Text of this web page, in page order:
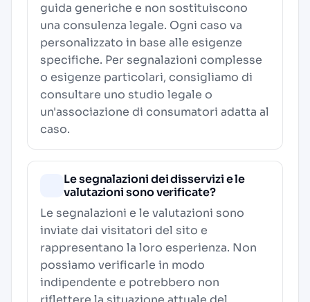
guida generiche e non sostituiscono
una consulenza legale. Ogni caso va
personalizzato in base alle esigenze
specifiche. Per segnalazioni complesse
o esigenze particolari, consigliamo di
consultare uno studio legale o
un'associazione di consumatori adatta al
caso.
Le segnalazioni dei disservizi e le
valutazioni sono verificate?
Le segnalazioni e le valutazioni sono
inviate dai visitatori del sito e
rappresentano la loro esperienza. Non
possiamo verificarle in modo
indipendente e potrebbero non